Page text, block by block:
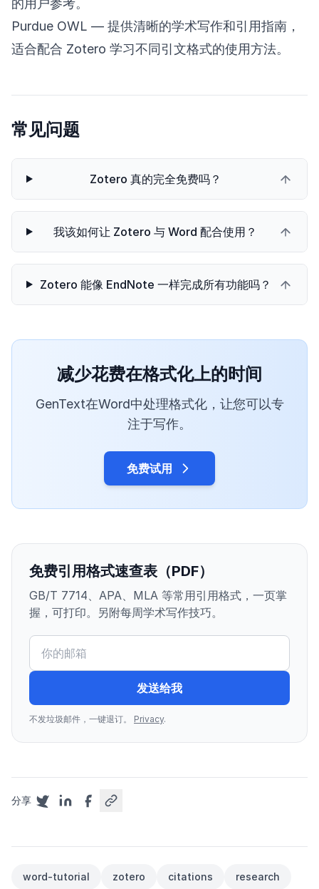
的用户参考。
Purdue OWL — 提供清晰的学术写作和引用指南，
适合配合 Zotero 学习不同引文格式的使用方法。
常见问题
Zotero 真的完全免费吗？
我该如何让 Zotero 与 Word 配合使用？
Zotero 能像 EndNote 一样完成所有功能吗？
减少花费在格式化上的时间
GenText在Word中处理格式化，让您可以专
注于写作。
免费试用
免费引用格式速查表（PDF）
GB/T 7714、APA、MLA 等常用引用格式，一页掌
握，可打印。另附每周学术写作技巧。
发送给我
不发垃圾邮件，一键退订。 Privacy.
分享
word-tutorial zotero citations research